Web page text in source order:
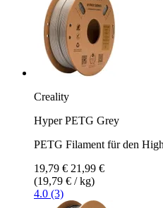
Creality
Hyper PETG Grey
PETG Filament für den
19,79 € 21,99 €
(19,79 € / kg)
4.0 (3)